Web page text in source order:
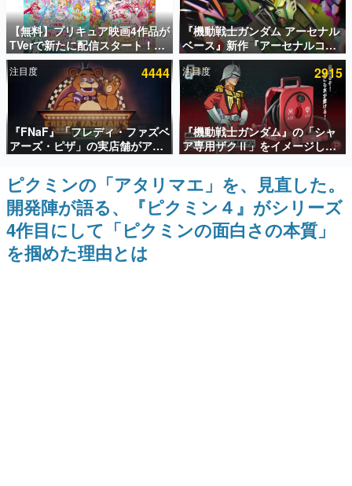
アプリセール情報
インタビュー
連載・特集一覧
殿堂入り記事
SNS拡散数が数千以上！ ページビュー数万以上！ などな
ど。多くの人々に読まれた、電ファミ渾身の“殿堂入り”記
事をまとめました。
ゲームの企画書
名作ゲームクリエイターの方々に製作時のエピソードをお
聞きし、ヒットする企画（ゲーム）とは何か？を探ってい
きます。
赫本
この物語を解いてはいけない。『赫本』は、〈試験問題〉
【無料】プリキュア映画4作品が
TVerで新たに配信スタート！な
んと2018年～2024年の映画ほぼ
すべてが見放題に、ぶっちゃけ
ありえないラインナップ
『機動戦士ガンダム アーセナル
ベース』新作『アーセナルコマ
ンダー』発表！8月28日からオ
ープンベータテスト開催、2027
年2月下旬に稼働予定
注目度 4444
『FNaF』「フレディ・ファズベ
アーズ・ピザ」の実店舗がアメ
リカの商業施設「American
Dream」に2027年オープン！
ScottGamesとの共同開発、食
事だけでなくステージショーや
没入型のホラー体験も楽しめる
注目度 2915
『機動戦士ガンダム』の「シャ
ア専用ザクⅡ」をイメージした
散水ホースリールが予約開始。
本体にはシャアのパーソナルマ
ークやジオン公国軍のエンブレ
ム、型式番号などを配置
ピクミンの「アタリマエ」を、見直した。
開発陣が語る、『ピクミン４』がシリーズ
4作目にして「ピクミンの面白さの本質」
を掴めた理由とは